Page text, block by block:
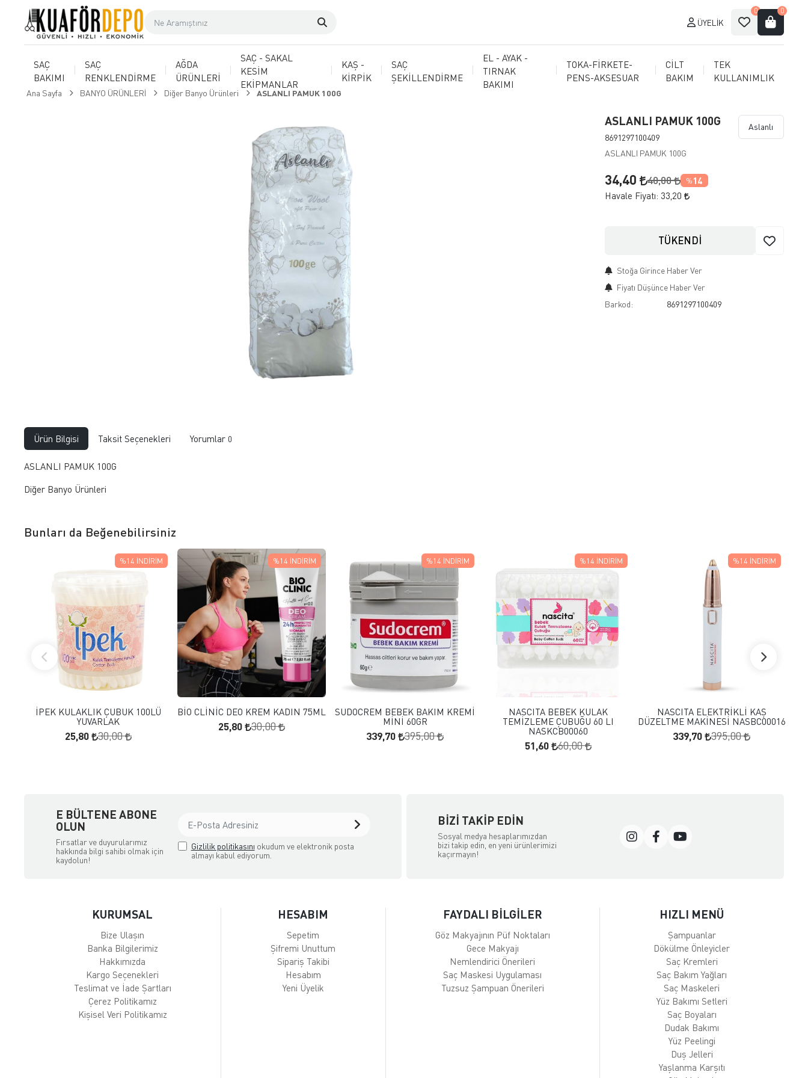
ÜYELIK
0 0
SAÇ
BAKIMI
SAÇ
RENKLENDİRME
AĞDA
ÜRÜNLERİ
SAÇ - SAKAL
KESİM
EKİPMANLAR
KAŞ -
KİRPİK
SAÇ
ŞEKİLLENDİRME
EL - AYAK -
TIRNAK
BAKIMI
TOKA-FİRKETE-
PENS-AKSESUAR
CİLT
BAKIM
TEK
KULLANIMLIK
Ana Sayfa BANYO ÜRÜNLERİ Diğer Banyo Ürünleri ASLANLI PAMUK 100G
ASLANLI PAMUK 100G
8691297100409
Aslanlı
ASLANLI PAMUK 100G
34,40 40,00 % 14
Havale Fiyatı: 33,20
TÜKENDİ
Stoğa Girince Haber Ver
Fiyatı Düşünce Haber Ver
Barkod:
8691297100409
Ürün Bilgisi Taksit Seçenekleri Yorumlar 0
ASLANLI PAMUK 100G
Diğer Banyo Ürünleri
Bunları da Beğenebilirsiniz
FAVORILERE EKLE
SEPETE EKLE
İPEK KULAKLIK ÇUBUK 100LÜ
YUVARLAK
25,80 30,00
%14 İNDIRIM
FAVORILERE EKLE
SEPETE EKLE
BİO CLİNİC DEO KREM KADIN 75ML
25,80 30,00
%14 İNDIRIM
FAVORILERE EKLE
SEPETE EKLE
SUDOCREM BEBEK BAKIM KREMİ
MİNİ 60GR
339,70 395,00
%14 İNDIRIM
FAVORILERE EKLE
NASCITA BEBEK KULAK
TEMİZLEME ÇUBUĞU 60 LI
NASKCB00060
51,60 60,00
%14 İNDIRIM
FAVORILERE EKLE
NASCITA ELEKTRİKLİ KAŞ
DÜZELTME MAKİNESİ NASBC00016
339,70 395,00
%14 İNDIRIM
E BÜLTENE ABONE
OLUN
Fırsatlar ve duyurularımız
hakkında bilgi sahibi olmak için
kaydolun!
Gizlilik politikasını okudum ve elektronik posta
almayı kabul ediyorum.
BIZI TAKIP EDIN
Sosyal medya hesaplarımızdan
bizi takip edin, en yeni ürünlerimizi
kaçırmayın!
KURUMSAL
Bize Ulaşın
Banka Bilgilerimiz
Hakkımızda
Kargo Seçenekleri
Teslimat ve İade Şartları
Çerez Politikamız
Kişisel Veri Politikamız
HESABIM
Sepetim
Şifremi Unuttum
Sipariş Takibi
Hesabım
Yeni Üyelik
FAYDALI BİLGİLER
Göz Makyajının Püf Noktaları
Gece Makyajı
Nemlendirici Önerileri
Saç Maskesi Uygulaması
Tuzsuz Şampuan Önerileri
HIZLI MENÜ
Şampuanlar
Dökülme Önleyicler
Saç Kremleri
Saç Bakım Yağları
Saç Maskeleri
Yüz Bakımı Setleri
Saç Boyaları
Dudak Bakımı
Yüz Peelingi
Duş Jelleri
Yaşlanma Karşıtı